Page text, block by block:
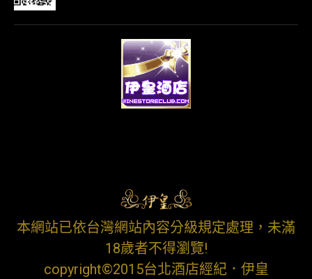
本網站已依台灣網站內容分級規定處理，未滿
18歲者不得瀏覽!
copyright©2015台北酒店經紀．伊皇